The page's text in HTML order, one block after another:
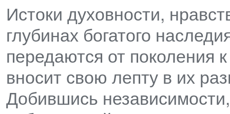
Истоки духовности,
глубинах богатого
передаются от поколения
вносит свою лепту в их
Добившись